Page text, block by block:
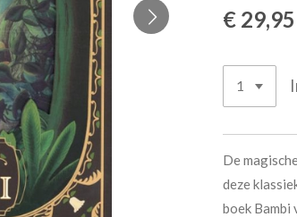
€ 29,95
De
deze
boek Bambi